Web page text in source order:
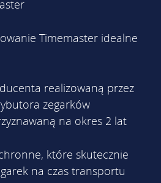
Timemaster idealne
realizowaną przez
zegarków
na okres 2 lat
które skutecznie
na czas transportu